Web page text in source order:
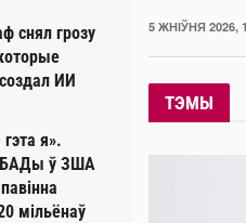
снял грозу
ИИ
я».
БАДы ў ЗША
мільёнаў
5 ЖНІЎНЯ 2026,
ТЭМЫ